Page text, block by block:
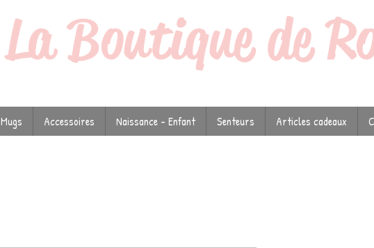
LaBoutique de
Mugs Accessoires Naissance - Enfant Senteurs Articles cadeaux